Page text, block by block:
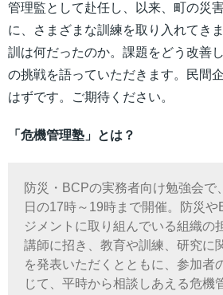
管理監として赴任し、以来、町の災
に、さまざまな訓練を取り入れてき
訓は何だったのか。課題をどう改善
の挑戦を語っていただきます。民間
はずです。ご期待ください。
「危機管理塾」とは？
防災・BCPの実務者向け勉強会で
日の17時～19時まで開催。防災
ジメントに取り組んでいる組織の
講師に招き、教育や訓練、研究に
を発表いただくとともに、参加者
じて、平時から相談しあえる危機